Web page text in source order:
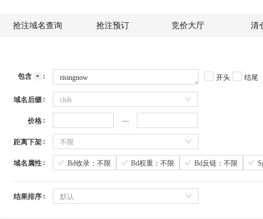
抢注域名查询 抢注预订 竞价大厅 清
包含 开头 结尾
域名后缀 club
价格
距离下架 不限
域名属性 Bd收录：不限 Bd权重：不限 Bd反链：不限
结果排序 默认